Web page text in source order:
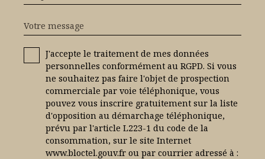
Votre message
J'accepte le traitement de mes données
personnelles conformément au RGPD. Si vous
ne souhaitez pas faire l'objet de prospection
commerciale par voie téléphonique, vous
pouvez vous inscrire gratuitement sur la liste
d'opposition au démarchage téléphonique,
prévu par l'article L223-1 du code de la
consommation, sur le site Internet
www.bloctel.gouv.fr ou par courrier adressé à :